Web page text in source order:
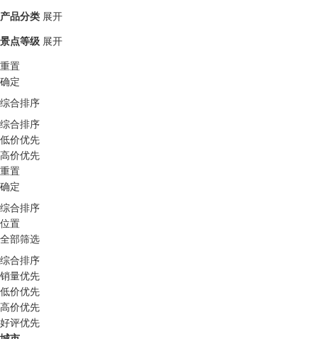
产品分类 展开
景点等级 展开
重置
确定
综合排序
综合排序
低价优先
高价优先
重置
确定
综合排序
位置
全部筛选
综合排序
销量优先
低价优先
高价优先
好评优先